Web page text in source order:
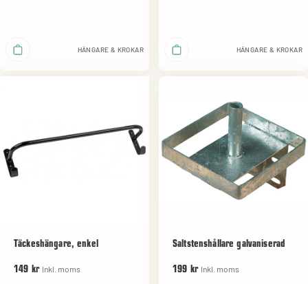
HÄNGARE & KROKAR HÄNGARE & KROKAR
Täckeshängare, enkel
149 kr Inkl. moms
Saltstenshållare galvaniserad
199 kr Inkl. moms